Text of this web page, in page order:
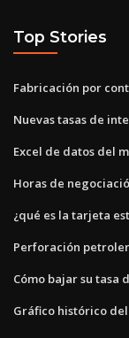
Top Stories
Fabricación por
Nuevas tasas de
Excel de datos del
Horas de
¿qué es la tarjeta
Perforación
Cómo bajar su tasa
Gráfico histórico